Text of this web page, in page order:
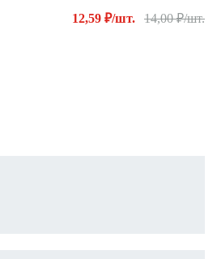
12,59 ₽/шт. 14,00 ₽/шт.